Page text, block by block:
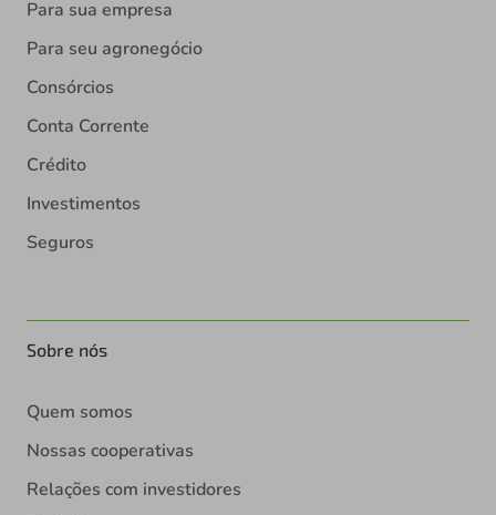
Para sua empresa
Para seu agronegócio
Consórcios
Conta Corrente
Crédito
Investimentos
Seguros
Sobre nós
Quem somos
Nossas cooperativas
Relações com investidores